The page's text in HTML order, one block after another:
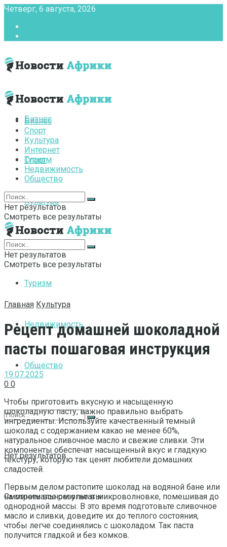
Четверг, 6 августа, 2026
Бизнес
Спорт
Культура
Интернет
Туризм
Недвижимость
Общество
Нет результатов
Смотреть все результаты
Бизнес
Спорт
Культура
Интернет
Туризм
Недвижимость
Общество
Нет результатов
Смотреть все результаты
Нет результатов
Смотреть все результаты
Главная Культура
Рецепт домашней шоколадной
пасты пошаговая инструкция
19.07.2025
0 0
Чтобы приготовить вкусную и насыщенную
шоколадную пасту, важно правильно выбрать
ингредиенты. Используйте качественный темный
шоколад с содержанием какао не менее 60%,
натуральное сливочное масло и свежие сливки. Эти
компоненты обеспечат насыщенный вкус и гладкую
текстуру, которую так ценят любители домашних
сладостей.
Первым делом растопите шоколад на водяной бане или
на минимальном огне в микроволновке, помешивая до
однородной массы. В это время подготовьте сливочное
масло и сливки, доведите их до теплого состояния,
чтобы легче соединялись с шоколадом. Так паста
получится гладкой и без комков.